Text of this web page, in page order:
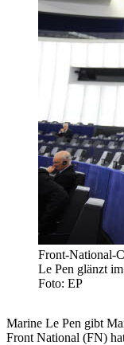
Front-National-
Le Pen glänzt
Foto: EP
Marine Le Pen gibt
Front National (FN)